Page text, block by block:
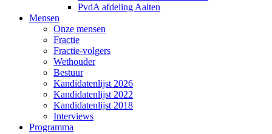
PvdA afdeling Aalten
Mensen
Onze mensen
Fractie
Fractie-volgers
Wethouder
Bestuur
Kandidatenlijst 2026
Kandidatenlijst 2022
Kandidatenlijst 2018
Interviews
Programma